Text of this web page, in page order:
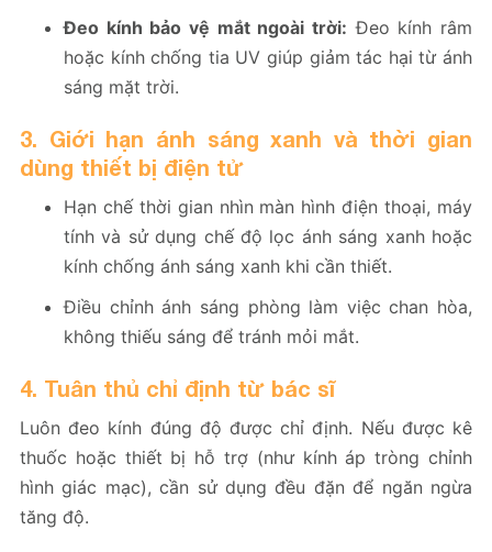
Đeo kính bảo vệ mắt ngoài trời: Đeo kính râm
hoặc kính chống tia UV giúp giảm tác hại từ ánh
sáng mặt trời.
3. Giới hạn ánh sáng xanh và thời gian
dùng thiết bị điện tử
Hạn chế thời gian nhìn màn hình điện thoại, máy
tính và sử dụng chế độ lọc ánh sáng xanh hoặc
kính chống ánh sáng xanh khi cần thiết.
Điều chỉnh ánh sáng phòng làm việc chan hòa,
không thiếu sáng để tránh mỏi mắt.
4. Tuân thủ chỉ định từ bác sĩ
Luôn đeo kính đúng độ được chỉ định. Nếu được kê
thuốc hoặc thiết bị hỗ trợ (như kính áp tròng chỉnh
hình giác mạc), cần sử dụng đều đặn để ngăn ngừa
tăng độ.